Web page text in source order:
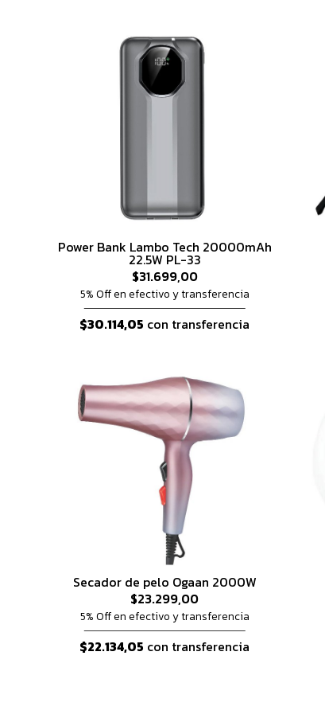
Power Bank Lambo Tech 20000mAh
22.5W PL-33
$31.699,00
5% Off en efectivo y transferencia
$30.114,05 con transferencia
Secador de pelo Ogaan 2000W
$23.299,00
5% Off en efectivo y transferencia
$22.134,05 con transferencia